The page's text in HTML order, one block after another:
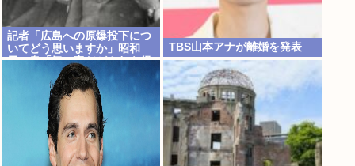
記者「広島への原爆投下につ
いてどう思いますか」昭和
天、皇「気の毒だがやむを得
なかった」こいつ敬う必要あ
TBS山本アナが離婚を発表